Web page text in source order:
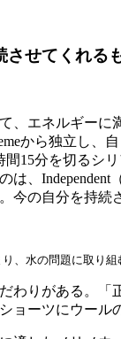
させてくれる
、エネルギー
から独立し
15分を切るシリ
は、
今の自分を持続
、水の問題に取り
わりがある。
ョーツにウール